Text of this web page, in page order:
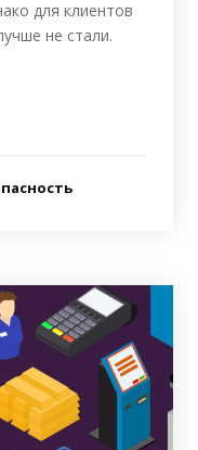
для клиентов
не стали.